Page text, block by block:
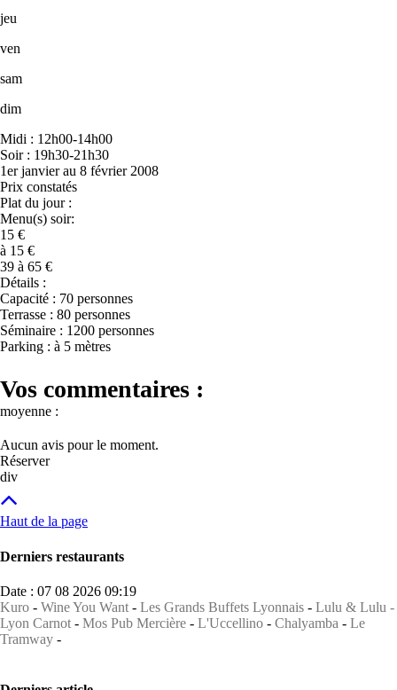
jeu
ven
sam
dim
Midi : 12h00-14h00
Soir : 19h30-21h30
1er janvier au 8 février 2008
Prix constatés
Plat du jour :
Menu(s) soir:
15 €
à 15 €
39 à 65 €
Détails :
Capacité : 70 personnes
Terrasse : 80 personnes
Séminaire : 1200 personnes
Parking : à 5 mètres
Vos commentaires :
moyenne :
Aucun avis pour le moment.
Réserver
div
Haut de la page
Derniers restaurants
Date : 07 08 2026 09:19
Kuro - Wine You Want - Les Grands Buffets Lyonnais - Lulu & Lulu -
Lyon Carnot - Mos Pub Mercière - L'Uccellino - Chalyamba - Le
Tramway -